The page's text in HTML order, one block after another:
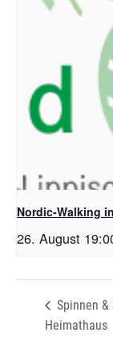
Nordic-Walking
26. August
Spinnen &
Heimathaus